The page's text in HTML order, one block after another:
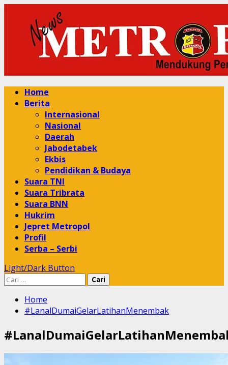
content
Primary
Menu
Home
Berita
Internasional
Nasional
Daerah
Jabodetabek
Ekbis
Pendidikan & Budaya
Suara TNI
Suara Tribrata
Suara BNN
Hukrim
Jepret Metropol
Profil
Serba – Serbi
Light/Dark Button
Cari
Home
#LanalDumaiGelarLatihanMenembak